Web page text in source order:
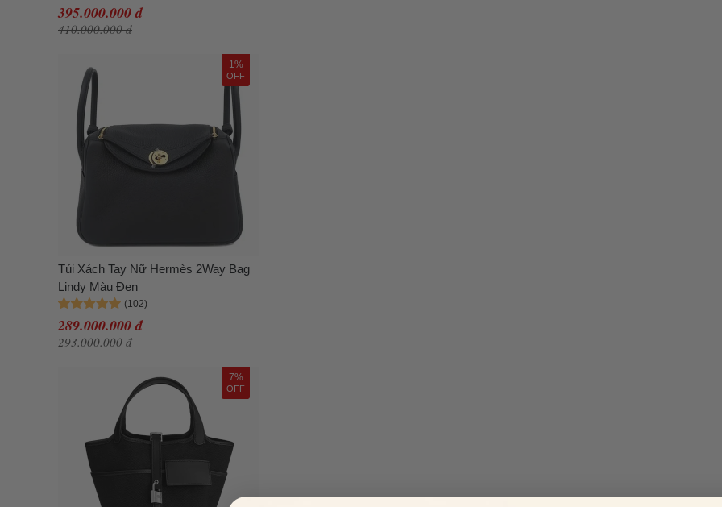
395.000.000 đ
410.000.000 đ
1%
OFF
Túi Xách Tay Nữ Hermès 2Way Bag
Lindy Màu Đen
289.000.000 đ
293.000.000 đ
7%
OFF